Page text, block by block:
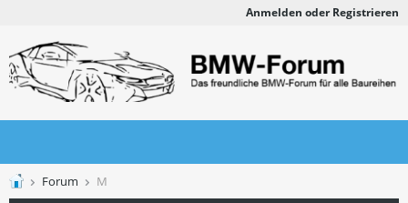
Anmelden oder Registrieren
Forum
M